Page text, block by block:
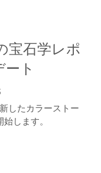
宝石学レポ
ト
したカラーストー
します。